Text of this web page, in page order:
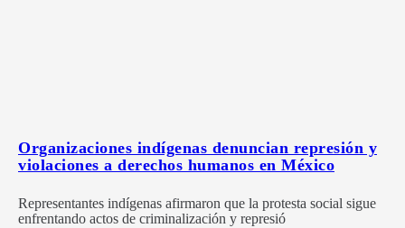
Organizaciones indígenas denuncian represión y
violaciones a derechos humanos en México
Representantes indígenas afirmaron que la protesta social sigue
enfrentando actos de criminalización y represió